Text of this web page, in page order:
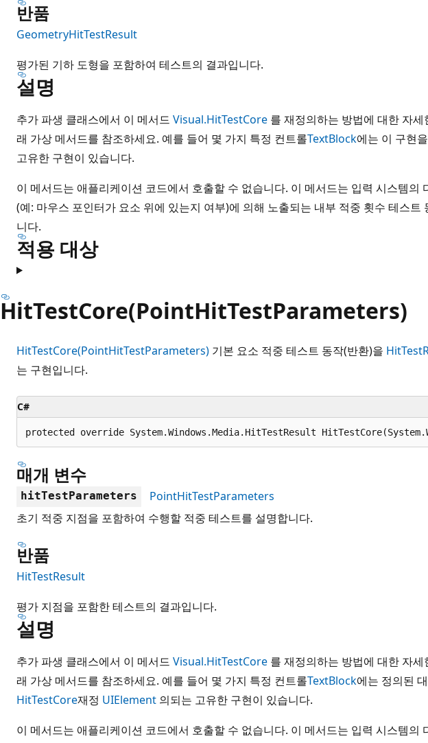
반품
GeometryHitTestResult
평가된 기하 도형을 포함하여 테스트의 결과입니다.
설명
추가 파생 클래스에서 이 메서드 Visual.HitTestCore 를 재정의하는 방법에 대한 자세
래 가상 메서드를 참조하세요. 예를 들어 몇 가지 특정 컨트롤TextBlock에는 이 구현
고유한 구현이 있습니다.
이 메서드는 애플리케이션 코드에서 호출할 수 없습니다. 이 메서드는 입력 시스템의
(예: 마우스 포인터가 요소 위에 있는지 여부)에 의해 노출되는 내부 적중 횟수 테스트
니다.
적용 대상
HitTestCore(PointHitTestParameters)
HitTestCore(PointHitTestParameters) 기본 요소 적중 테스트 동작(반환)을
는 구현입니다.
C#
protected override System.Windows.Media.HitTestResult
매개 변수
hitTestParameters
PointHitTestParameters
초기 적중 지점을 포함하여 수행할 적중 테스트를 설명합니다.
반품
HitTestResult
평가 지점을 포함한 테스트의 결과입니다.
설명
추가 파생 클래스에서 이 메서드 Visual.HitTestCore 를 재정의하는 방법에 대한 자세
래 가상 메서드를 참조하세요. 예를 들어 몇 가지 특정 컨트롤TextBlock에는 정의된
HitTestCore재정 UIElement 의되는 고유한 구현이 있습니다.
이 메서드는 애플리케이션 코드에서 호출할 수 없습니다. 이 메서드는 입력 시스템의